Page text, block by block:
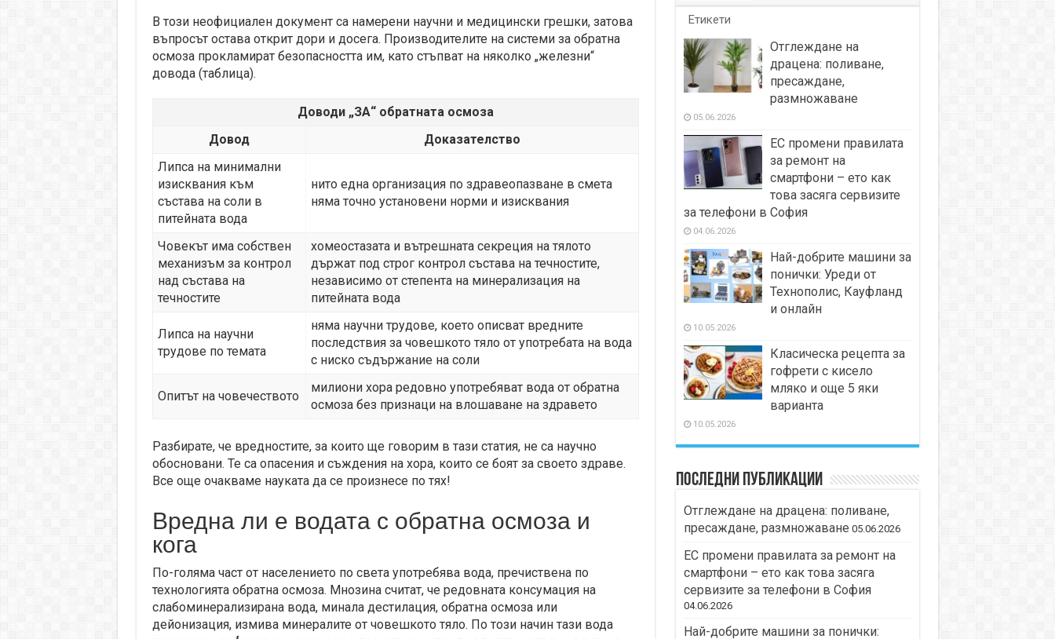
В този неофициален документ са намерени научни и медицински грешки, затова
въпросът остава открит дори и досега. Производителите на системи за обратна
осмоза прокламират безопасността им, като стъпват на няколко „железни“
довода (таблица).
Доводи „ЗА“ обратната осмоза
Довод
Доказателство
Липса на минимални
изисквания към
състава на соли в
питейната вода
нито една организация по здравеопазване в смета
няма точно установени норми и изисквания
Човекът има собствен
механизъм за контрол
над състава на
течностите
хомеостазата и вътрешната секреция на тялото
държат под строг контрол състава на течностите,
независимо от степента на минерализация на
питейната вода
Липса на научни
трудове по темата
няма научни трудове, което описват вредните
последствия за човешкото тяло от употребата на вода
с ниско съдържание на соли
Опитът на човечеството
милиони хора редовно употребяват вода от обратна
осмоза без признаци на влошаване на здравето
Разбирате, че вредностите, за които ще говорим в тази статия, не са научно
обосновани. Те са опасения и съждения на хора, които се боят за своето здраве.
Все още очакваме науката да се произнесе по тях!
Вредна ли е водата с обратна осмоза и
кога
По-голяма част от населението по света употребява вода, пречиствена по
технологията обратна осмоза. Мнозина считат, че редовната консумация на
слабоминерализирана вода, минала дестилация, обратна осмоза или
дейонизация, измива минералите от човешкото тяло. По този начин тази вода
Етикети
Отглеждане на
драцена: поливане,
пресаждане,
размножаване
05.06.2026
ЕС промени правилата
за ремонт на
смартфони – ето как
това засяга сервизите
за телефони в София
04.06.2026
Най-добрите машини за
понички: Уреди от
Технополис, Кауфланд
и онлайн
10.05.2026
Класическа рецепта за
гофрети с кисело
мляко и още 5 яки
варианта
10.05.2026
Последни публикации
Отглеждане на драцена: поливане,
пресаждане, размножаване 05.06.2026
ЕС промени правилата за ремонт на
смартфони – ето как това засяга
сервизите за телефони в София
04.06.2026
Най-добрите машини за понички: